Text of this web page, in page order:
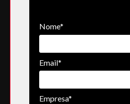
Nome*
Email*
Empresa*